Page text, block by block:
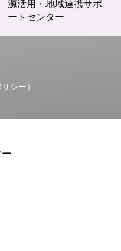
源活用・地域連携サポ
ートセンター
シー）
ー